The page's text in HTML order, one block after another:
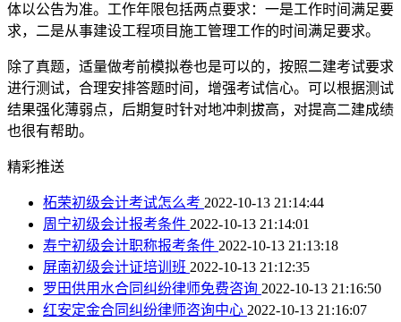
体以公告为准。工作年限包括两点要求：一是工作时间满足要
求，二是从事建设工程项目施工管理工作的时间满足要求。
除了真题，适量做考前模拟卷也是可以的，按照二建考试要求
进行测试，合理安排答题时间，增强考试信心。可以根据测试
结果强化薄弱点，后期复时针对地冲刺拔高，对提高二建成绩
也很有帮助。
精彩推送
柘荣初级会计考试怎么考 2022-10-13 21:14:44
周宁初级会计报考条件 2022-10-13 21:14:01
寿宁初级会计职称报考条件 2022-10-13 21:13:18
屏南初级会计证培训班 2022-10-13 21:12:35
罗田供用水合同纠纷律师免费咨询 2022-10-13 21:16:50
红安定金合同纠纷律师咨询中心 2022-10-13 21:16:07